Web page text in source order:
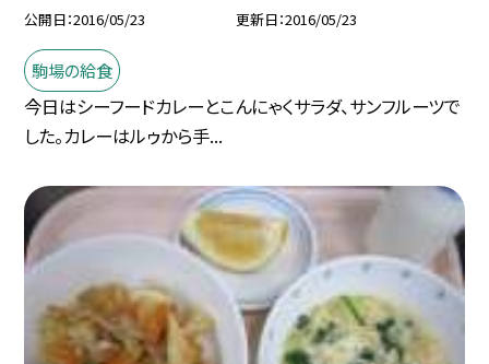
公開日 2016/05/23 更新日 2016/05/23
駒場の給食
今日はシーフードカレーとこんにゃくサラダ、サンフルーツで
した。カレーはルゥから手...